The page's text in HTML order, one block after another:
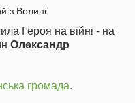
Героя на війні - на
Олександр
громада.